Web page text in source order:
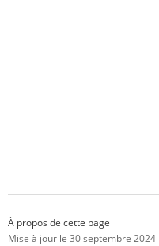
À propos de cette page
Mise à jour le 30 septembre 2024